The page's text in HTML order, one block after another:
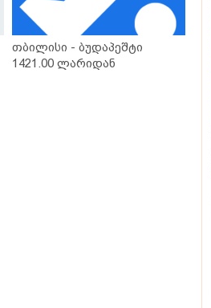
თბილისი - ბუდაპეშტი
1421.00 ლარიდან